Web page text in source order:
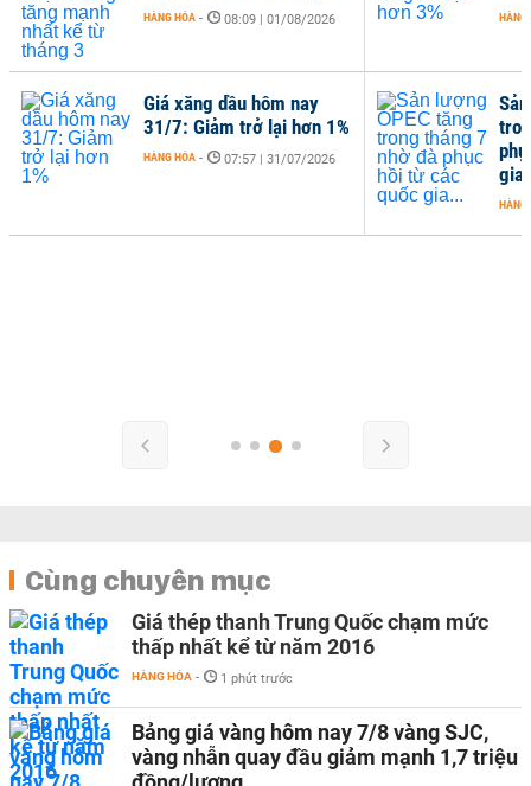
HÀNG
HÀNG HÓA - 08:09 | 01/08/2026
Giá xăng dầu hôm nay
31/7: Giảm trở lại hơn 1%
HÀNG HÓA - 07:57 | 31/07/2026
HÀNG
Cùng chuyên mục
Giá thép thanh Trung Quốc chạm mức
thấp nhất kể từ năm 2016
HÀNG HÓA - 1 phút trước
Bảng giá vàng hôm nay 7/8 vàng SJC,
vàng nhẫn quay đầu giảm mạnh 1,7 triệu